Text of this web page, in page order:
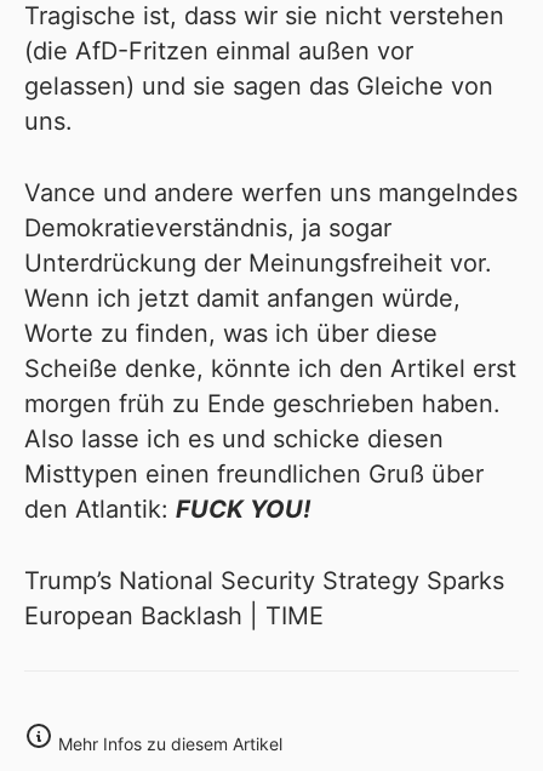
Tragische ist, dass wir sie nicht verstehen
(die AfD-Fritzen einmal außen vor
gelassen) und sie sagen das Gleiche von
uns.
Vance und andere werfen uns mangelndes
Demokratieverständnis, ja sogar
Unterdrückung der Meinungsfreiheit vor.
Wenn ich jetzt damit anfangen würde,
Worte zu finden, was ich über diese
Scheiße denke, könnte ich den Artikel erst
morgen früh zu Ende geschrieben haben.
Also lasse ich es und schicke diesen
Misttypen einen freundlichen Gruß über
den Atlantik: FUCK YOU!
Trump’s National Security Strategy Sparks
European Backlash | TIME
Mehr Infos zu diesem Artikel